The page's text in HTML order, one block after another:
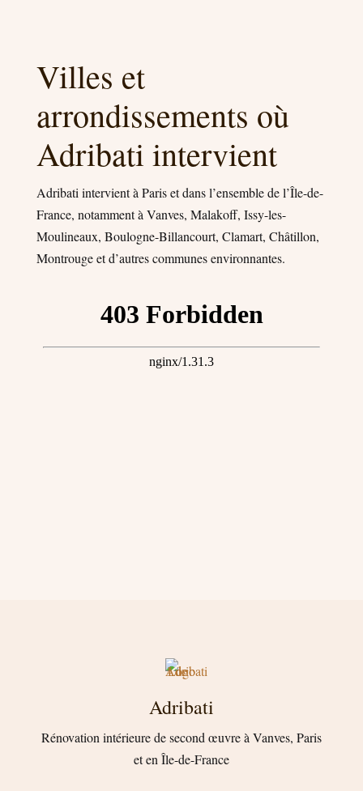
Villes et
arrondissements où
Adribati intervient
Adribati intervient à Paris et dans l’ensemble de l’Île-de-
France, notamment à Vanves, Malakoff, Issy-les-
Moulineaux, Boulogne-Billancourt, Clamart, Châtillon,
Montrouge et d’autres communes environnantes.
Adribati
Rénovation intérieure de second œuvre à Vanves, Paris
et en Île-de-France